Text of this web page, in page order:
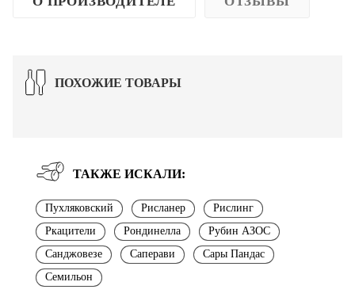
ПОХОЖИЕ ТОВАРЫ
ТАКЖЕ ИСКАЛИ:
Пухляковский Рисланер
Рислинг
Ркацители
Рондинелла
Рубин АЗОС
Санджовезе
Саперави
Сары Пандас
Семильон